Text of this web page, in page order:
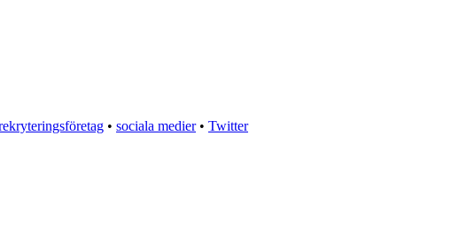
• sociala medier• Twitter